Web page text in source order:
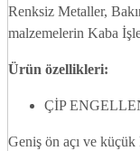
Renksiz Metaller,
malzemelerin Kaba
Ürün özellikleri:
ÇİP
Geniş ön açı ve